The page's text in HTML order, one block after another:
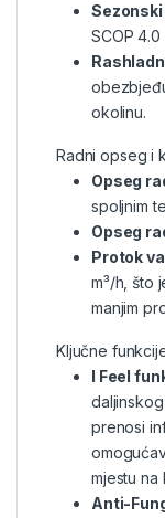
SCOP 4.0
okolinu.
Radni opseg i
Opseg
spoljnim
Opseg
Protok
m³/h, što
manjim
Ključne
I Feel
prenosi
mjestu na
Anti-